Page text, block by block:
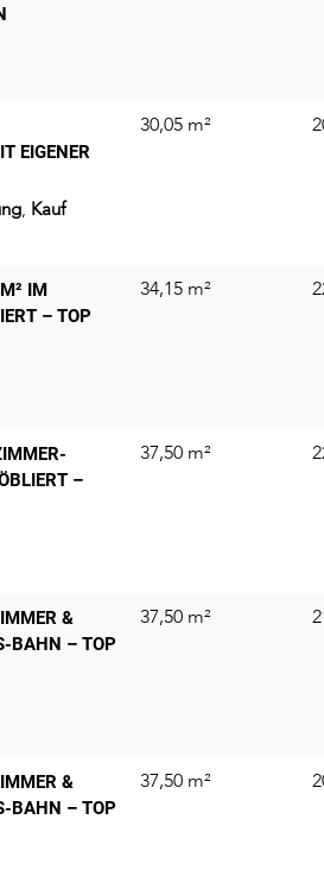
EIGENER
, Kauf
30,05 m²
IM
– TOP
34,15 m²
–
37,50 m²
&
BAHN – TOP
37,50 m²
&
BAHN – TOP
37,50 m²